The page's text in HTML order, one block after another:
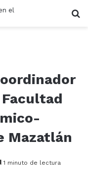
Mazatlán
1 minuto de lectura